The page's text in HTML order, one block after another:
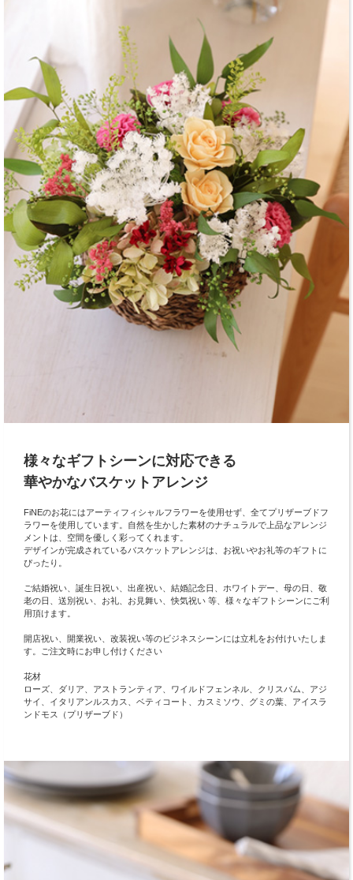
様々なギフトシーンに対応できる
華やかなバスケットアレンジ
FiNEのお花にはアーティフィシャルフラワーを使用せず、全てプリザーブドフ
ラワーを使用しています。自然を生かした素材のナチュラルで上品なアレンジ
メントは、空間を優しく彩ってくれます。
デザインが完成されているバスケットアレンジは、お祝いやお礼等のギフトに
ぴったり。
ご結婚祝い、誕生日祝い、出産祝い、結婚記念日、ホワイトデー、母の日、敬
老の日、送別祝い、お礼、お見舞い、快気祝い 等、様々なギフトシーンにご利
用頂けます。
開店祝い、開業祝い、改装祝い等のビジネスシーンには立札をお付けいたしま
す。ご注文時にお申し付けください
花材
ローズ、ダリア、アストランティア、ワイルドフェンネル、クリスパム、アジ
サイ、イタリアンルスカス、ベティコート、カスミソウ、グミの葉、アイスラ
ンドモス（プリザーブド）